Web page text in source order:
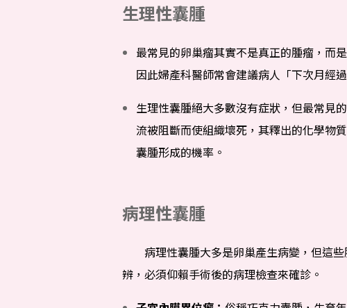
生理性囊腫
最常見的卵巢瘤其實不是真正的腫瘤，而
因此婦產科醫師常會建議病人「下次月經
生理性囊腫絕大多數沒有症狀，但最常見
流被阻斷而使組織壞死，其釋出的化學物
囊腫形成的機率。
病理性囊腫
病理性囊腫大多是卵巢產生病變，但這些
辨，必須仰賴手術後的病理檢查來確診。